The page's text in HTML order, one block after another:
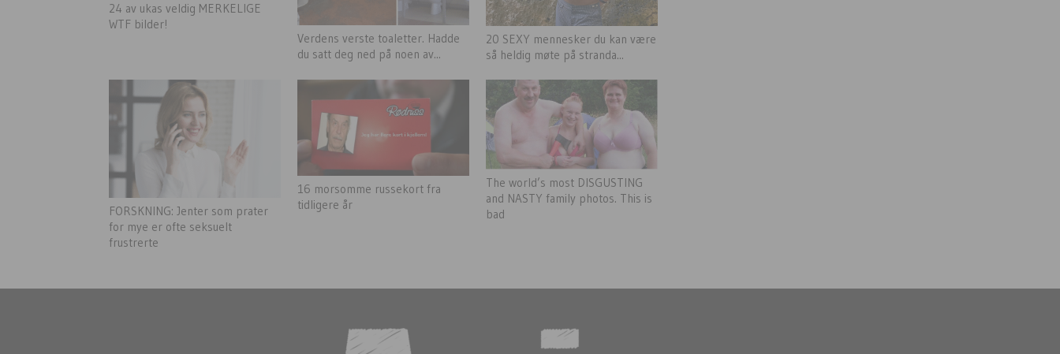
24 av ukas veldig MERKELIGE
WTF bilder!
Verdens verste toaletter. Hadde
du satt deg ned på noen av...
20 SEXY mennesker du kan være
så heldig møte på stranda...
FORSKNING: Jenter som prater
for mye er ofte seksuelt
frustrerte
16 morsomme russekort fra
tidligere år
The world’s most DISGUSTING
and NASTY family photos. This is
bad